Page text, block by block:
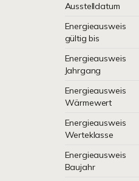
Ausstelldatum
Energieausweis
gültig bis
Energieausweis
Jahrgang
Energieausweis
Wärmewert
Energieausweis
Werteklasse
Energieausweis
Baujahr